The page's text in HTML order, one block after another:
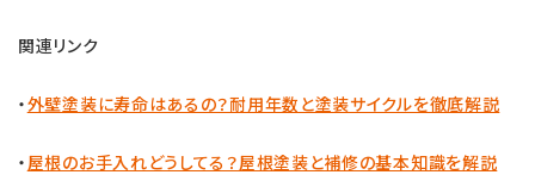
関連リンク
・外壁塗装に寿命はあるの？耐用年数と塗装サイクルを徹底解説
・ 屋根のお手入れどうしてる？屋根塗装と補修の基本知識を解説